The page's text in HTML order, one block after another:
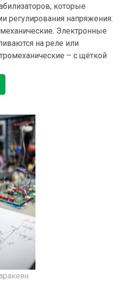
которые
регулирования напряжения:
Электронные
на реле или
– с щёткой